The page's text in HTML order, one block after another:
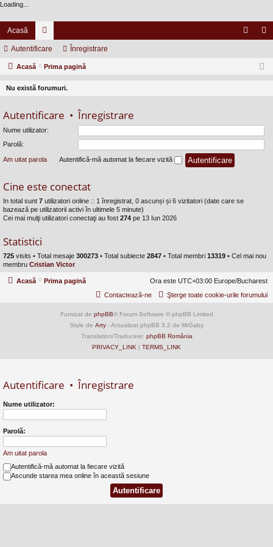
Loading...
Acasă
or
u
m
eg
Autentificare Înregistrare
Acasă Prima pagină
Nu există forumuri.
Autentificare •Înregistrare
Nume utilizator:
Parolă:
Am uitat parola Autentifică-mă automat la fiecare vizită
Cine este conectat
In total sunt 7 utilizatori online :: 1 înregistrat, 0 ascunși și 6 vizitatori (date care se
bazează pe utilizatorii activi în ultimele 5 minute)
Cei mai mulţi utilizatori conectaţi au fost 274 pe 13 Iun 2026
Statistici
725 visits • Total mesaje 300273 • Total subiecte 2847 • Total membri 13319 • Cel mai nou
membru Cristian Victor
Acasă Prima pagină
Ora este UTC+03:00 Europe/Bucharest
Şterge toate cookie-urile forumului
Contactează-ne
Furnizat de phpBB® Forum Software © phpBB Limited
Style de Arty- Actualizat phpBB 3.2 de MrGaby
Translation/Traducere: phpBB România
PRIVACY_LINK | TERMS_LINK
Autentificare •Înregistrare
Nume utilizator:
Parolă:
Am uitat parola
Autentifică-mă automat la fiecare vizită
Ascunde starea mea online în această sesiune